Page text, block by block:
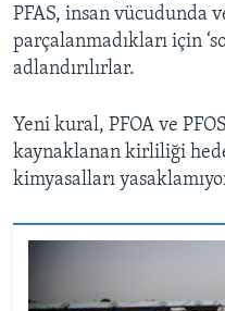
PFAS, insan vücudunda
parçalanmadıkları için
adlandırılırlar.
Yeni kural, PFOA ve
kaynaklanan kirliliği
kimyasalları